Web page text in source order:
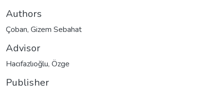
Authors
Çoban, Gizem Sebahat
Advisor
Hacıfazlıoğlu, Özge
Publisher